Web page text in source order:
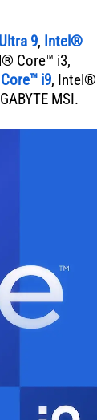
9, Intel®
Core™ i3,
i9, Intel®
MSI.